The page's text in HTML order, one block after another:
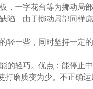
十字花台等为挪动局
：由于挪动局部同样
一些，同时坚持一定
轻巧。优点：能停止
磨质变为少。不正确